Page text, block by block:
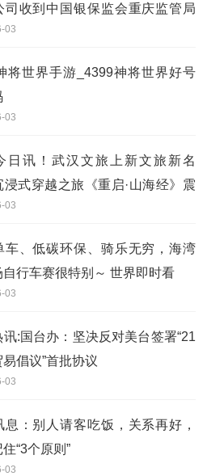
司收到中国银保监会重庆监管局
罚决定
03
将世界手游_4399神将世界好号
03
日讯！武汉文旅上新文旅新名
浸式穿越之旅《重启·山海经》震
03
车、低碳环保、骑乐无穷，海湾
自行车赛很特别～ 世界即时看
03
讯:国台办：坚决反对美台签署“21
倡议”首批协议
03
息：别人请客吃饭，关系再好，
“3个原则”
03